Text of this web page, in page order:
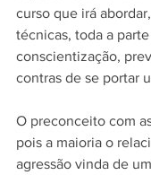
curso que irá
técnicas, toda a
conscientização,
contras de se portar
O preconceito com
pois a maioria o
agressão vinda de